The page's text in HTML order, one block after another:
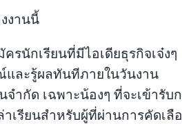
งานนี้
ครนักเรียนที่มีไอเดียธุรกิจเจ๋งๆ
ละรู้ผลทันทีภายในวันงาน
จำกัด เฉพาะน้องๆ ที่จะเข้ารั
าเรียนสำหรับผู้ที่ผ่านการคัดเลื